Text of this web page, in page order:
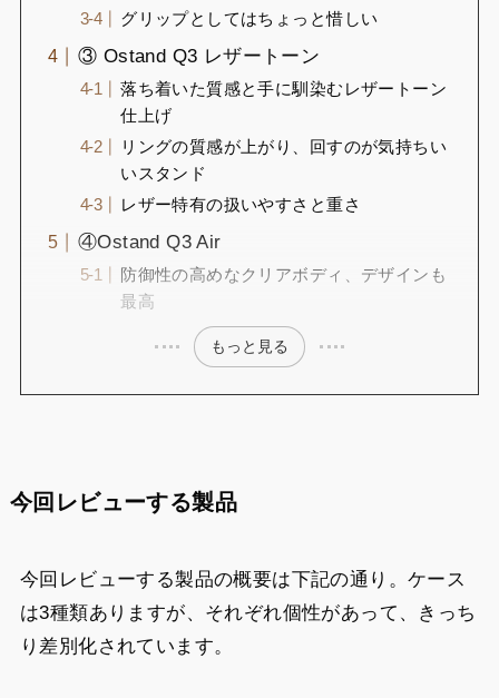
グリップとしてはちょっと惜しい
③ Ostand Q3 レザートーン
落ち着いた質感と手に馴染むレザートーン
仕上げ
リングの質感が上がり、回すのが気持ちい
いスタンド
レザー特有の扱いやすさと重さ
④Ostand Q3 Air
防御性の高めなクリアボディ、デザインも
最高
もっと見る
今回レビューする製品
今回レビューする製品の概要は下記の通り。ケース
は3種類ありますが、それぞれ個性があって、きっち
り差別化されています。